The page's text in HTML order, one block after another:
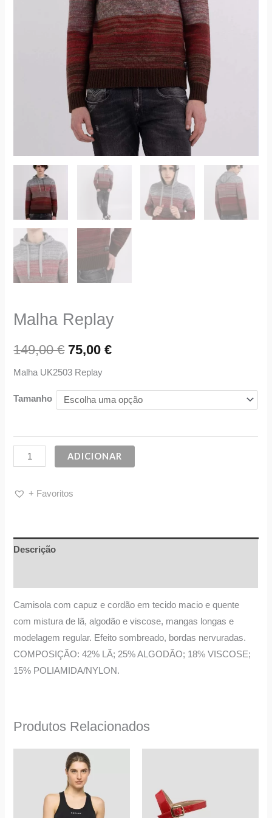
Malha Replay
149,00€ 75,00€
Malha UK2503 Replay
Tamanho
ADICIONAR
+ Favoritos
Descrição
Camisola com capuz e cordão em tecido macio e quente
com mistura de lã, algodão e viscose, mangas longas e
modelagem regular. Efeito sombreado, bordas nervuradas.
COMPOSIÇÃO: 42% LÃ; 25% ALGODÃO; 18% VISCOSE;
15% POLIAMIDA/NYLON.
Produtos Relacionados
original
31,25 €.
O
preço
atual
é:
16,00 €.
This
product
multiple